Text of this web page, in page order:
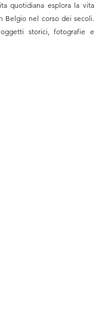
quotidiana esplora la vita
Belgio nel corso dei secoli.
storici, fotografie e